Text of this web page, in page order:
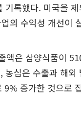
기록했다. 미국을
의 수익성 개선이
액은 삼양식품이
농심은 수출과 해외
9% 증가한 것으로